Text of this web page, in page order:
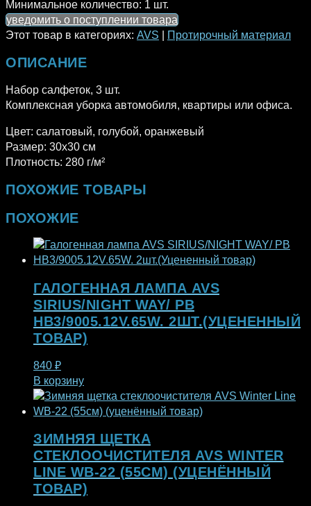
Минимальное количество: 1 шт.
уведомить о поступлении товара
Этот товар в категориях: AVS Протирочный материал
ОПИСАНИЕ
Набор салфеток, 3 шт.
Комплексная уборка автомобиля, квартиры или офиса.
Цвет: салатовый, голубой, оранжевый
Размер: 30х30 см
Плотность: 280 г/м²
ПОХОЖИЕ ТОВАРЫ
ПОХОЖИЕ
ГАЛОГЕННАЯ ЛАМПА AVS
SIRIUS/NIGHT WAY/ PB
HB3/9005.12V.65W. 2ШТ.(УЦЕНЕННЫЙ
ТОВАР)
840 ₽
В корзину
ЗИМНЯЯ ЩЕТКА
СТЕКЛООЧИСТИТЕЛЯ AVS WINTER
LINE WB-22 (55СМ) (УЦЕНЁННЫЙ
ТОВАР)